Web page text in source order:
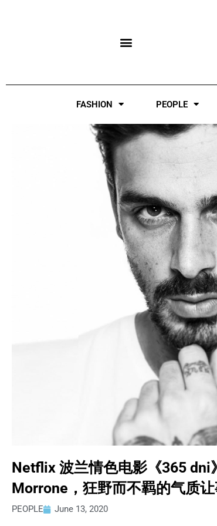
FASHION PEOPLE
Netflix 波兰情色电影《365
Morrone，狂野而不羁的气质让
PEOPLE June 13, 2020